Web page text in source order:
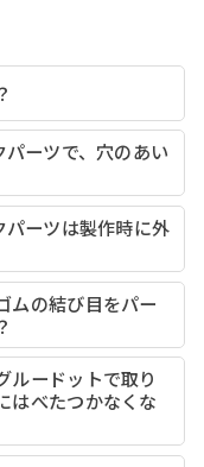
ーツで、穴のあい
ーツは製作時に外
ムの結び目をパー
ルードットで取り
はべたつかなくな